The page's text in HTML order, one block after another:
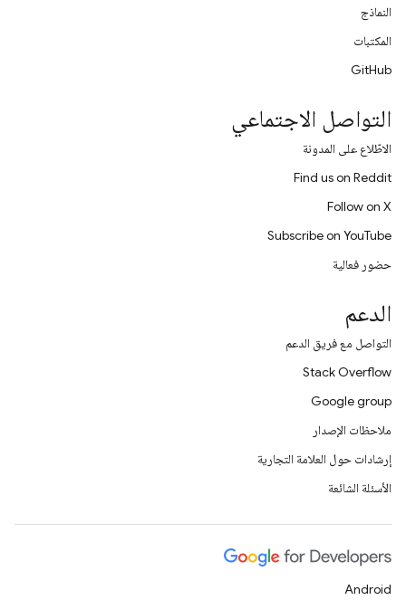
النماذج
المكتبات
GitHub
التواصل الاجتماعي
الاطّلاع على المدونة
Find us on Reddit
Follow on X
Subscribe on YouTube
حضور فعالية
الدعم
التواصل مع فريق الدعم
Stack Overflow
Google group
ملاحظات الإصدار
إرشادات حول العلامة التجارية
الأسئلة الشائعة
Android